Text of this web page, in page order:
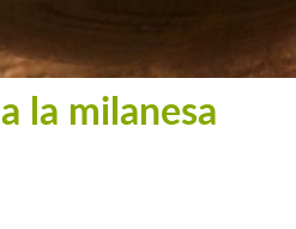
la milanesa